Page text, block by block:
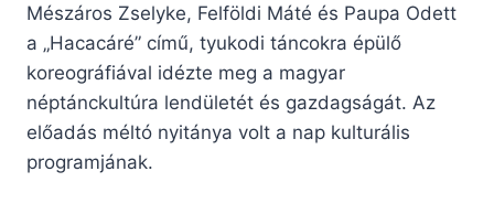
Mészáros Zselyke, Felföldi Máté és Paupa Odett
a „Hacacáré” című, tyukodi táncokra épülő
koreográfiával idézte meg a magyar
néptánckultúra lendületét és gazdagságát. Az
előadás méltó nyitánya volt a nap kulturális
programjának.